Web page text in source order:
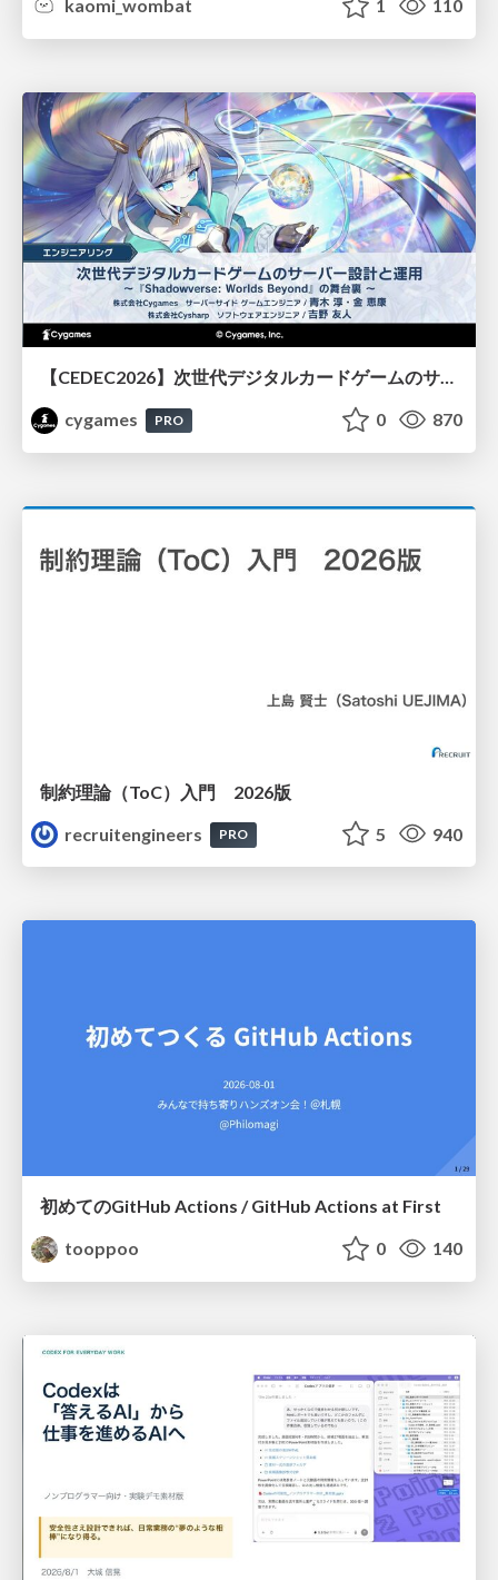
kaomi_wombat 1 110
【CEDEC2026】次世代デジタルカードゲームのサーバー設計と運用 〜『Shadowverse: Worlds Beyond』の舞台裏～
cygames
PRO 0 870
制約理論（ToC）入門 2026版
recruitengineers
PRO 5 940
初めてのGitHub Actions / GitHub Actions at First
tooppoo
0 140